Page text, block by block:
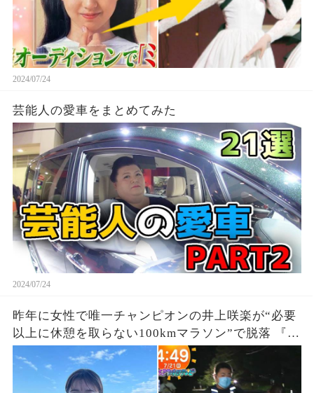
2024/07/24
芸能人の愛車をまとめてみた
2024/07/24
昨年に女性で唯一チャンピオンの井上咲楽が“必要
以上に休憩を取らない100kmマラソン”で脱落 『27
時間テレビ』鬼企画「100kmサバイバルマラソ
ン」に猛激怒、、、死んだら責任取れるの？